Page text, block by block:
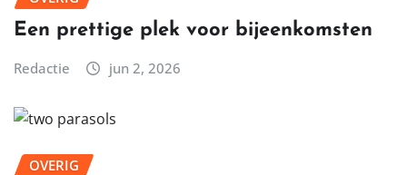
Een prettige plek voor bijeenkomsten
Redactie jun 2, 2026
OVERIG